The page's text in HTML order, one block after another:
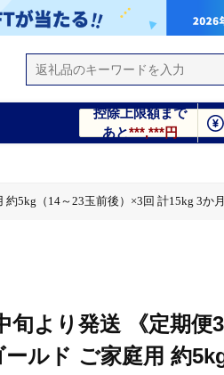
控除上限額まで
あと***,***円
5kg（14～23玉前後）×3回 計15kg 3
旬より発送 《定期便
ルド ご家庭用 約